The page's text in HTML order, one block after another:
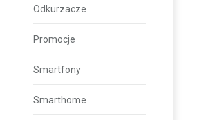
Odkurzacze
Promocje
Smartfony
Smarthome